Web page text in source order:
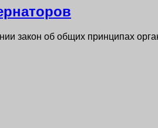
закон об общих принципах